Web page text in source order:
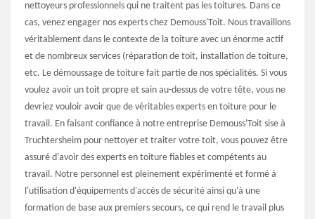
nettoyeurs professionnels qui ne traitent pas les toitures. Dans ce
cas, venez engager nos experts chez Demouss'Toit. Nous travaillons
véritablement dans le contexte de la toiture avec un énorme actif
et de nombreux services (réparation de toit, installation de toiture,
etc. Le démoussage de toiture fait partie de nos spécialités. Si vous
voulez avoir un toit propre et sain au-dessus de votre tête, vous ne
devriez vouloir avoir que de véritables experts en toiture pour le
travail. En faisant confiance à notre entreprise Demouss'Toit sise à
Truchtersheim pour nettoyer et traiter votre toit, vous pouvez être
assuré d'avoir des experts en toiture fiables et compétents au
travail. Notre personnel est pleinement expérimenté et formé à
l'utilisation d'équipements d'accès de sécurité ainsi qu'à une
formation de base aux premiers secours, ce qui rend le travail plus